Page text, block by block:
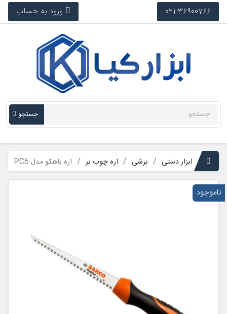
021-36900766 ورود به حساب
جستجو
ابزار دستی برشی اره چوب بر اره باهکو مدل PC6
ناموجود